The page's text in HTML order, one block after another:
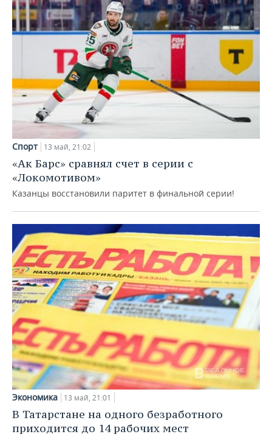
Спорт 13 май, 21:02
«Ак Барс» сравнял счет в серии с
«Локомотивом»
Казанцы восстановили паритет в финальной серии!
Экономика 13 май, 21:01
В Татарстане на одного безработного
приходится до 14 рабочих мест